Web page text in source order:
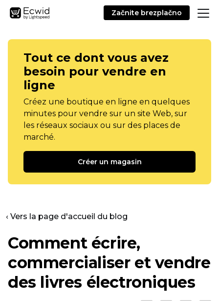
Začnite brezplačno
Tout ce dont vous avez
besoin pour vendre en
ligne
Créez une boutique en ligne en quelques
minutes pour vendre sur un site Web, sur
les réseaux sociaux ou sur des places de
marché.
Créer un magasin
‹ Vers la page d'accueil du blog
Comment écrire,
commercialiser et vendre
des livres électroniques